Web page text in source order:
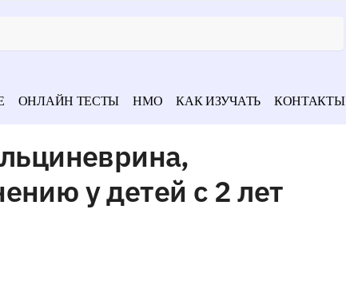
ОНЛАЙН ТЕСТЫ НМО КАК ИЗУЧАТЬ КОНТАКТЫ
у детей с 2 лет